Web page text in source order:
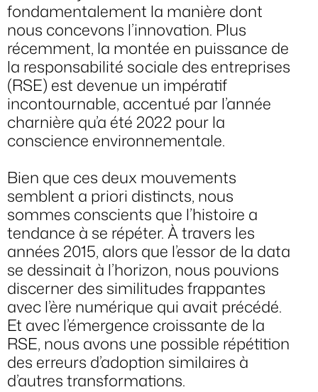
fondamentalement la manière dont
nous concevons l’innovation. Plus
récemment, la montée en puissance de
la responsabilité sociale des entreprises
(RSE) est devenue un impératif
incontournable, accentué par l’année
charnière qu’a été 2022 pour la
conscience environnementale.
Bien que ces deux mouvements
semblent a priori distincts, nous
sommes conscients que l’histoire a
tendance à se répéter. À travers les
années 2015, alors que l’essor de la data
se dessinait à l’horizon, nous pouvions
discerner des similitudes frappantes
avec l’ère numérique qui avait précédé.
Et avec l’émergence croissante de la
RSE, nous avons une possible répétition
des erreurs d’adoption similaires à
d’autres transformations.